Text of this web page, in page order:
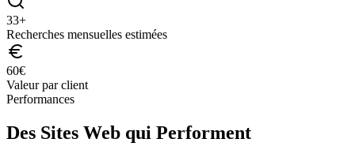
33+
Recherches mensuelles estimées
60€
Valeur par client
Performances
Des Sites Web qui Performent